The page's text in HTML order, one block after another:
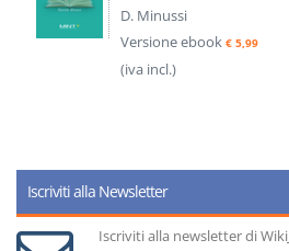
D. Minussi
Versione ebook € 5,99
(iva incl.)
Iscriviti alla Newsletter
Iscriviti alla newsletter di